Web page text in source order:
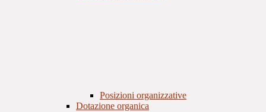
Posizioni organizzative
Dotazione organica